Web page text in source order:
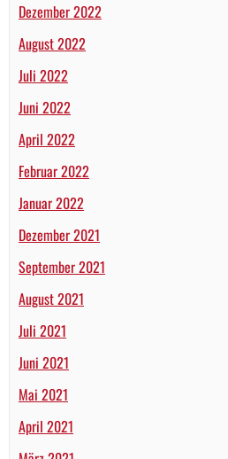
Dezember 2022
August 2022
Juli 2022
Juni 2022
April 2022
Februar 2022
Januar 2022
Dezember 2021
September 2021
August 2021
Juli 2021
Juni 2021
Mai 2021
April 2021